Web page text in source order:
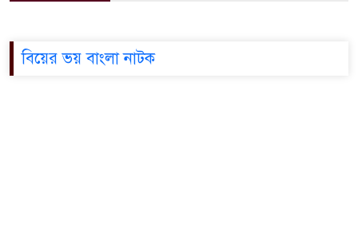
বিয়ের ভয় বাংলা নাটক